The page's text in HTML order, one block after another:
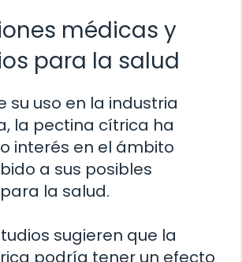
médicas y
para la salud
su uso en la industria
la pectina cítrica ha
interés en el ámbito
a sus posibles
la salud.
sugieren que la
podría tener un efecto